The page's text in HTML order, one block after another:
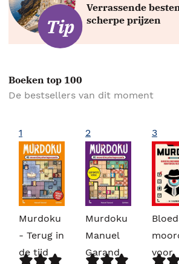
Verrassende
scherpe prijzen
Boeken top 100
De bestsellers van dit moment
1
Murdoku
- Terug in
de tijd
2
Murdoku
Manuel
Garand
3
voor